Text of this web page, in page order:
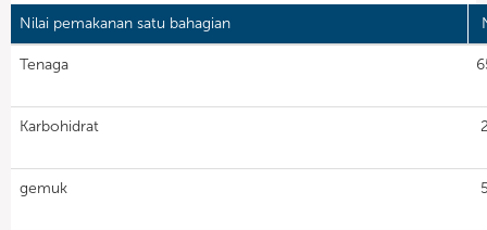
Nilai pemakanan satu bahagian
Tenaga
Karbohidrat
gemuk